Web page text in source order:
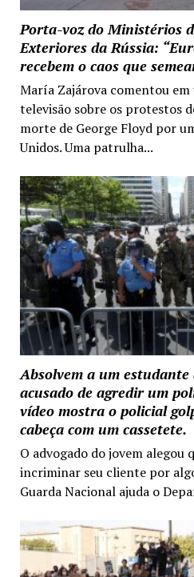
Porta-voz do Ministérios
Exteriores da Rússia:
recebem o caos que
María Zajárova comentou
televisão sobre os protestos
morte de George Floyd por
Unidos. Uma patrulha...
Absolvem a um
acusado de agredir um
vídeo mostra o policial
cabeça com um cassetete.
O advogado do jovem
incriminar seu cliente por
Guarda Nacional ajuda o